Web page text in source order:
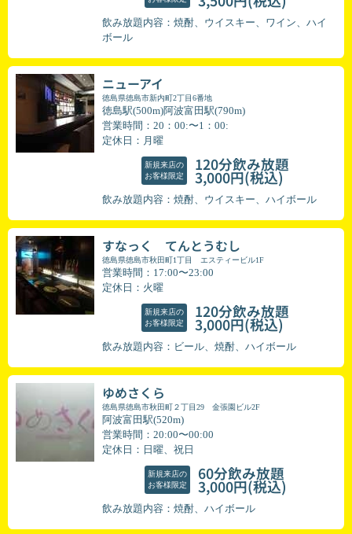
飲み放題内容：焼酎、ウイスキー、ワイン、ハイ
ボール
ニューアイ
徳島県徳島市新内町2丁目6番地
徳島駅(500m)阿波富田駅(790m)
営業時間：20：00:〜1：00:
定休日：月曜
新規来店の
お客様限定
120分飲み放題
3,000円(税込)
飲み放題内容：焼酎、ウイスキー、ハイボール
すなっく てんとうむし
徳島県徳島市秋田町1丁目 エスティービル1F
営業時間：17:00〜23:00
定休日：火曜
新規来店の
お客様限定
120分飲み放題
3,000円(税込)
飲み放題内容：ビール、焼酎、ハイボール
ゆめさくら
徳島県徳島市秋田町２丁目29 金張園ビル2F
阿波富田駅(520m)
営業時間：20:00〜00:00
定休日：日曜、祝日
新規来店の
お客様限定
60分飲み放題
3,000円(税込)
飲み放題内容：焼酎、ハイボール